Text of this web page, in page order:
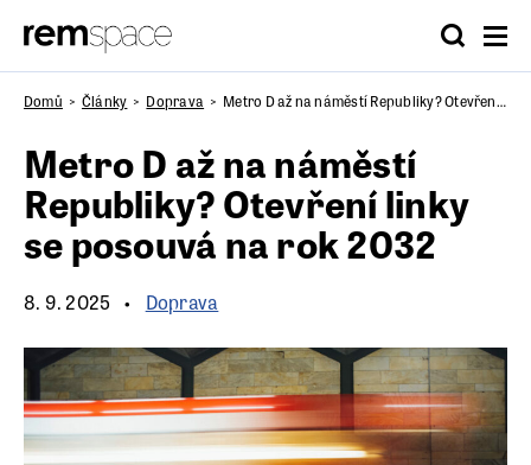
Domů Články Doprava Metro D až na náměstí Republiky? Otevření linky se posouvá na rok 2032
Metro D až na náměstí
Republiky? Otevření linky
se posouvá na rok 2032
8. 9. 2025 Doprava